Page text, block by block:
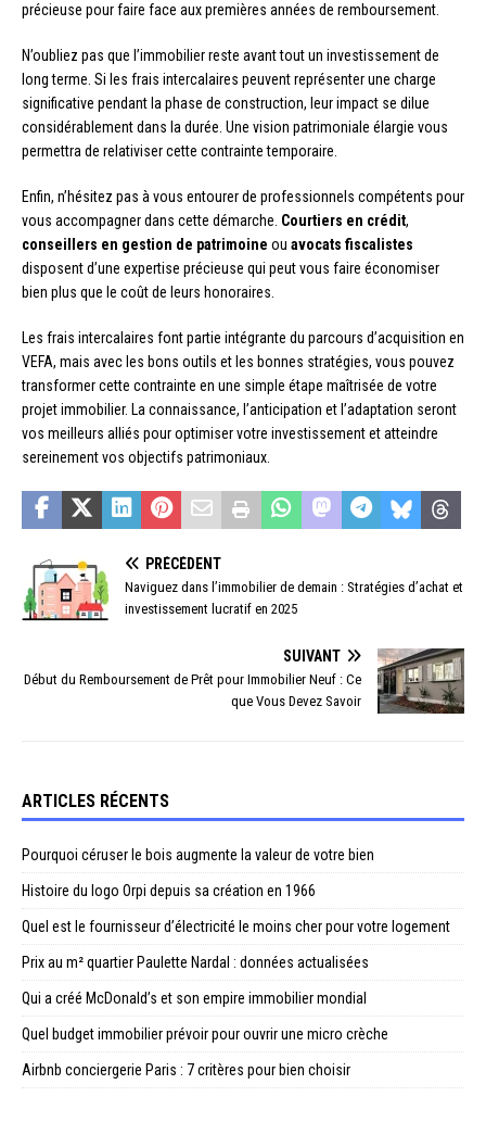
précieuse pour faire face aux premières années de remboursement.
N’oubliez pas que l’immobilier reste avant tout un investissement de
long terme. Si les frais intercalaires peuvent représenter une charge
significative pendant la phase de construction, leur impact se dilue
considérablement dans la durée. Une vision patrimoniale élargie vous
permettra de relativiser cette contrainte temporaire.
Enfin, n’hésitez pas à vous entourer de professionnels compétents pour
vous accompagner dans cette démarche. Courtiers en crédit,
conseillers en gestion de patrimoine ou avocats fiscalistes
disposent d’une expertise précieuse qui peut vous faire économiser
bien plus que le coût de leurs honoraires.
Les frais intercalaires font partie intégrante du parcours d’acquisition en
VEFA, mais avec les bons outils et les bonnes stratégies, vous pouvez
transformer cette contrainte en une simple étape maîtrisée de votre
projet immobilier. La connaissance, l’anticipation et l’adaptation seront
vos meilleurs alliés pour optimiser votre investissement et atteindre
sereinement vos objectifs patrimoniaux.
PRÉCÉDENT
Naviguez dans l’immobilier de demain : Stratégies d’achat et
investissement lucratif en 2025
SUIVANT
Début du Remboursement de Prêt pour Immobilier Neuf : Ce
que Vous Devez Savoir
ARTICLES RÉCENTS
Pourquoi céruser le bois augmente la valeur de votre bien
Histoire du logo Orpi depuis sa création en 1966
Quel est le fournisseur d’électricité le moins cher pour votre logement
Prix au m² quartier Paulette Nardal : données actualisées
Qui a créé McDonald’s et son empire immobilier mondial
Quel budget immobilier prévoir pour ouvrir une micro crèche
Airbnb conciergerie Paris : 7 critères pour bien choisir